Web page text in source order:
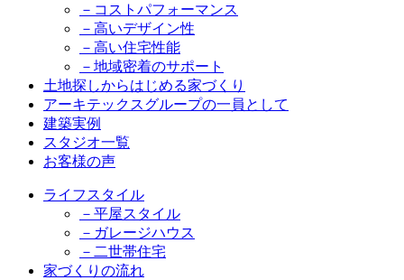
－コストパフォーマンス
－高いデザイン性
－高い住宅性能
－地域密着のサポート
土地探しからはじめる家づくり
アーキテックスグループの一員として
建築実例
スタジオ一覧
お客様の声
ライフスタイル
－平屋スタイル
－ガレージハウス
－二世帯住宅
家づくりの流れ